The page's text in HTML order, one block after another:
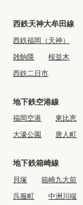
西鉄天神大牟田線
西鉄福岡（天神）
雑餉隈
桜並木
西鉄二日市
地下鉄空港線
福岡空港 東比恵
大濠公園
唐人町
地下鉄箱崎線
貝塚 箱崎九大前
呉服町
中洲川端